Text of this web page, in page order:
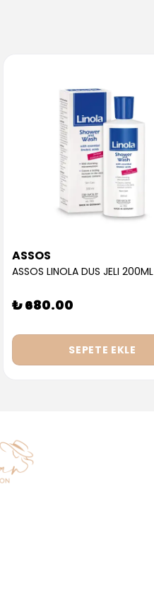
ASSOS
ASSOS LINOLA DUS JELI 200ML
₺ 680.00
SEPETE EKLE